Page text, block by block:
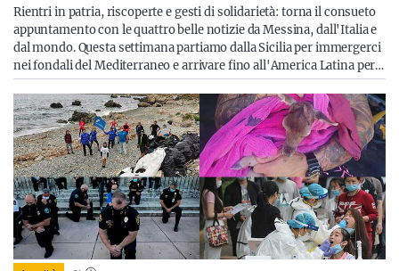
Rientri in patria, riscoperte e gesti di solidarietà: torna il consueto
appuntamento con le quattro belle notizie da Messina, dall'Italia e
dal mondo. Questa settimana partiamo dalla Sicilia per immergerci
nei fondali del Mediterraneo e arrivare fino all'America Latina per…